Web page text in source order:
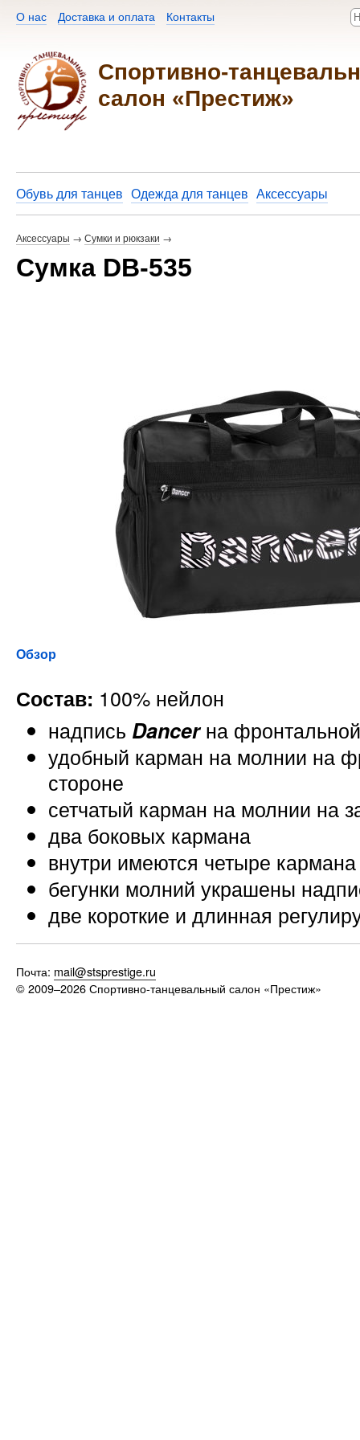
О нас Доставка и оплата Контакты​
Спортивно-
салон «Престиж»
Обувь для танцев Одежда для танцев Аксессуары
Аксессуары → Сумки и рюкзаки →
Сумка DB-535
Обзор
Состав: 100% нейлон
надпись Dancerна
удобный карман на молнии на
стороне
сетчатый карман на молнии на
два боковых кармана
внутри имеются четыре
бегунки молний украшены
две короткие и длинная
Почта: mail@stsprestige.ru
© 2009–2026Спортивно-танцевальный салон «Престиж»